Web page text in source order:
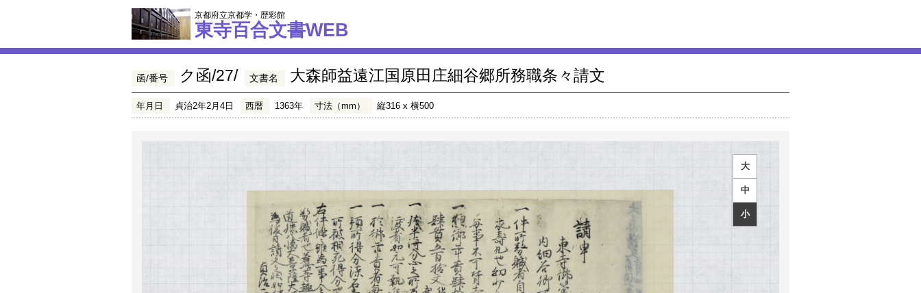
京都府立京都学・歴彩館
東寺百合文書WEB
函/番号 ク函/27/ 文書名 大森師益遠江国原田庄細谷郷所務職条々請文
年月日 貞治2年2月4日 西暦 1363年 寸法（mm） 縦316 x 横500
大
中
小